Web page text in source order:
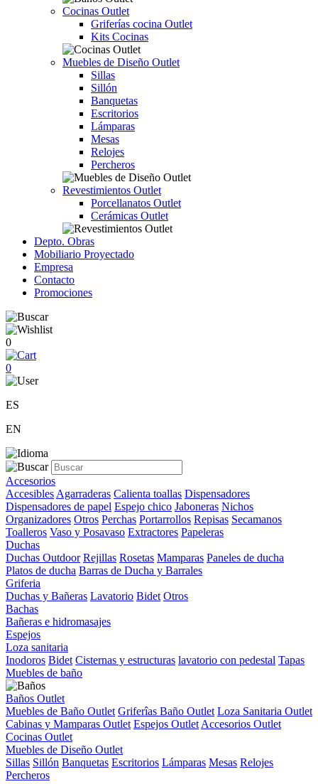
Cocinas Outlet
Griferías cocina Outlet
Kits Cocinas
Muebles de Diseño Outlet
Sillas
Sillón
Banquetas
Escritorios
Lámparas
Mesas
Relojes
Percheros
Revestimientos Outlet
Porcellanatos Outlet
Cerámicas Outlet
Depto. Obras
Mobiliario Proyectado
Empresa
Contacto
Promociones
0
0
ES
EN
Accesorios
Accesibles Agarraderas Calienta toallas Dispensadores
Dispensadores de papel Espejo chico Jaboneras Nichos
Organizadores Otros Perchas Portarrollos Repisas Secamanos
Toalleros Vaso y Posavaso Extractores Papeleras
Duchas
Duchas Outdoor Rejillas Rosetas Mamparas Paneles de ducha
Platos de ducha Barras de Ducha y Barrales
Griferia
Duchas y Bañeras Lavatorio Bidet Otros
Bachas
Bañeras e hidromasajes
Espejos
Loza sanitaria
Inodoros Bidet Cisternas y estructuras lavatorio con pedestal Tapas
Muebles de baño
Baños Outlet
Muebles de Baño Outlet Griferîas Baño Outlet Loza Sanitaria Outlet
Cabinas y Mamparas Outlet Espejos Outlet Accesorios Outlet
Cocinas Outlet
Muebles de Diseño Outlet
Sillas Sillón Banquetas Escritorios Lámparas Mesas Relojes
Percheros